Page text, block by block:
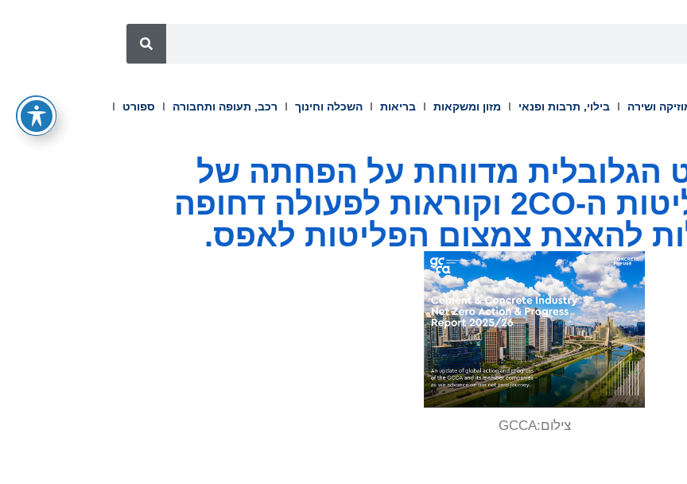
ושירה בילוי, תרבות ופנאי מזון ומשקאות בריאות השכלה וחינוך רכב, תעופה ותחבורה
ספורט
הגלובלית מדווחת על הפחתה של
25% בהיקף פליטות ה-2CO וקוראות לפעולה דחופה
להאצת צמצום הפליטות לאפס.
צילום:GCCA